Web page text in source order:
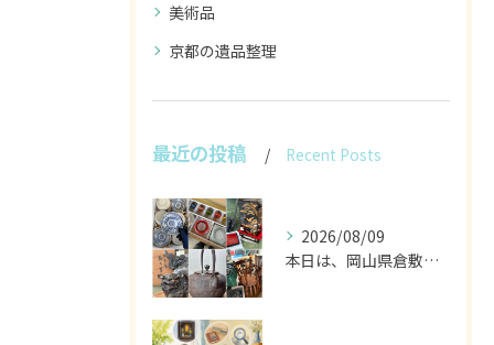
美術品
京都の遺品整理
最近の投稿 Recent Posts
2026/08/09
本日は、岡山県倉敷市に行ってますので、終日不在となります。